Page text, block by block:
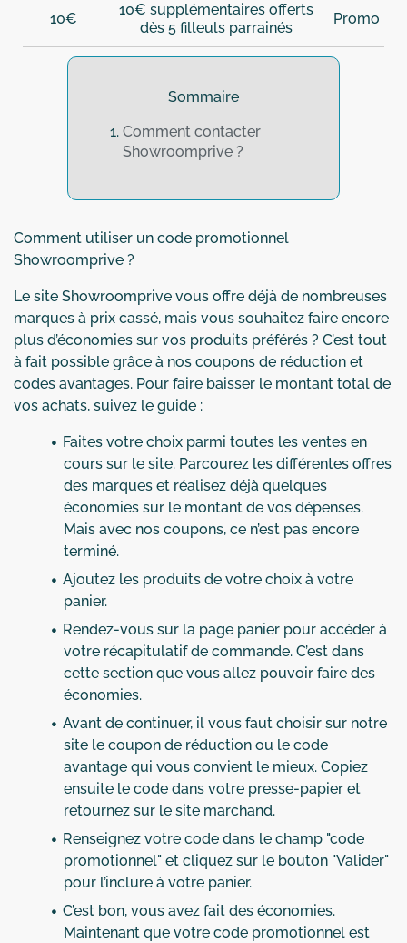
10€
10€ supplémentaires offerts
dès 5 filleuls parrainés
Promo
Sommaire
Comment contacter
Showroomprive ?
Comment utiliser un code promotionnel
Showroomprive ?
Le site Showroomprive vous offre déjà de nombreuses
marques à prix cassé, mais vous souhaitez faire encore
plus d’économies sur vos produits préférés ? C’est tout
à fait possible grâce à nos coupons de réduction et
codes avantages. Pour faire baisser le montant total de
vos achats, suivez le guide :
Faites votre choix parmi toutes les ventes en
cours sur le site. Parcourez les différentes offres
des marques et réalisez déjà quelques
économies sur le montant de vos dépenses.
Mais avec nos coupons, ce n’est pas encore
terminé.
Ajoutez les produits de votre choix à votre
panier.
Rendez-vous sur la page panier pour accéder à
votre récapitulatif de commande. C’est dans
cette section que vous allez pouvoir faire des
économies.
Avant de continuer, il vous faut choisir sur notre
site le coupon de réduction ou le code
avantage qui vous convient le mieux. Copiez
ensuite le code dans votre presse-papier et
retournez sur le site marchand.
Renseignez votre code dans le champ "code
promotionnel" et cliquez sur le bouton "Valider"
pour l’inclure à votre panier.
C’est bon, vous avez fait des économies.
Maintenant que votre code promotionnel est